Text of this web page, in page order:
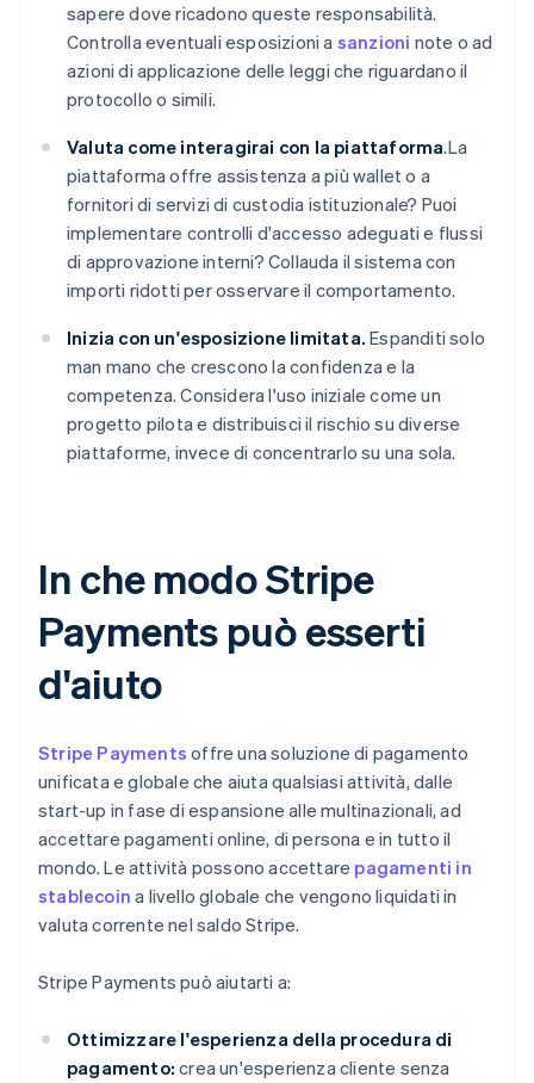
sapere dove ricadono queste responsabilità.
Controlla eventuali esposizioni a sanzioni note o ad
azioni di applicazione delle leggi che riguardano il
protocollo o simili.
Valuta come interagirai con la piattaforma.La
piattaforma offre assistenza a più wallet o a
fornitori di servizi di custodia istituzionale? Puoi
implementare controlli d'accesso adeguati e flussi
di approvazione interni? Collauda il sistema con
importi ridotti per osservare il comportamento.
Inizia con un'esposizione limitata. Espanditi solo
man mano che crescono la confidenza e la
competenza. Considera l'uso iniziale come un
progetto pilota e distribuisci il rischio su diverse
piattaforme, invece di concentrarlo su una sola.
In che modo Stripe
Payments può esserti
d'aiuto
Stripe Payments offre una soluzione di pagamento
unificata e globale che aiuta qualsiasi attività, dalle
start-up in fase di espansione alle multinazionali, ad
accettare pagamenti online, di persona e in tutto il
mondo. Le attività possono accettare pagamenti in
stablecoin a livello globale che vengono liquidati in
valuta corrente nel saldo Stripe.
Stripe Payments può aiutarti a:
Ottimizzare l'esperienza della procedura di
pagamento: crea un'esperienza cliente senza